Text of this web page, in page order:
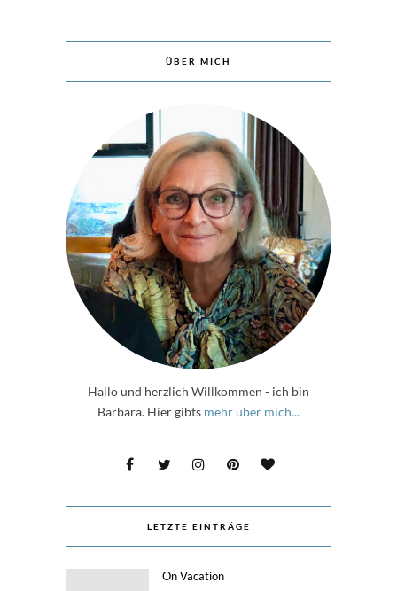
ÜBER MICH
Hallo und herzlich Willkommen - ich bin
Barbara. Hier gibts mehr über mich...
LETZTE EINTRÄGE
On Vacation